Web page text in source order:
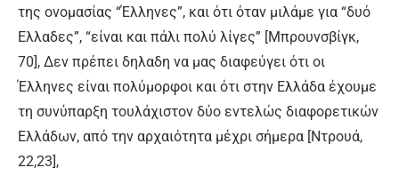
της ονομασίας “Έλληνες”, και ότι όταν μιλάμε για “δυό
Ελλαδες”, “είναι και πάλι πολύ λίγες” [Μπρουνσβίγκ,
70], Δεν πρέπει δηλαδη να μας διαφεύγει ότι οι
Έλληνες είναι πολύμορφοι και ότι στην Ελλάδα έχουμε
τη συνύπαρξη τουλάχιστον δύο εντελώς διαφορετικών
Ελλάδων, από την αρχαιότητα μέχρι σήμερα [Ντρουά,
22,23],